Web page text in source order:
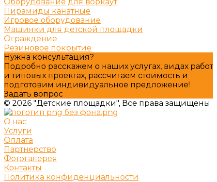
Пирамиды канатные
Игровое оборудование
Машинки для детской площадки
Ограждение
Резиновое покрытие
Нужна консультация?
Подробно расскажем о наших услугах, видах работ
и типовых проектах, рассчитаем стоимость и
подготовим индивидуальное предложение!
Задать вопрос
© 2026 "Детские площадки", Все права защищены
О нас
Услуги
Оплата
Партнерство
Фотогалерея
Контакты
Политика конфиденциальности